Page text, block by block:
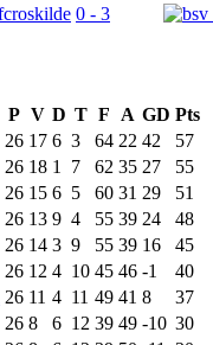
0 - 3
P V D T F A GD Pts
26 17 6 3 64 22 42
57
26 18 1 7 62 35 27
55
26 15 6 5 60 31 29
51
26 13 9 4 55 39 24
48
26 14 3 9 55 39 16
45
26 12 4 10 45 46 -1
40
26 11 4 11 49 41 8
37
26 8 6 12 39 49 -10 30